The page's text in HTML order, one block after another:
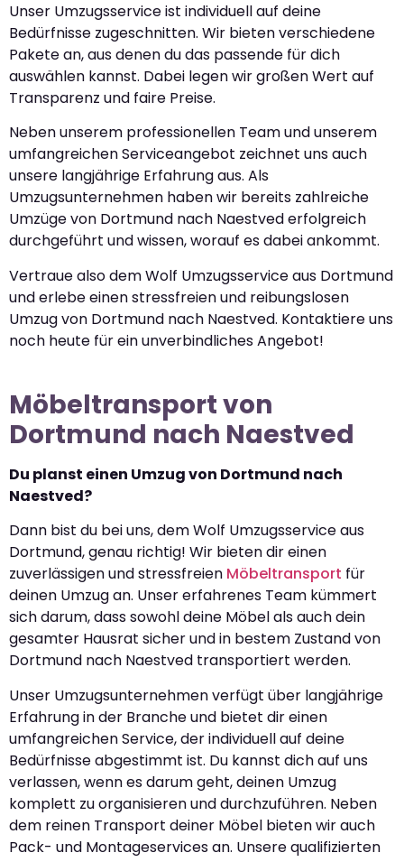
Unser Umzugsservice ist individuell auf deine
Bedürfnisse zugeschnitten. Wir bieten verschiedene
Pakete an, aus denen du das passende für dich
auswählen kannst. Dabei legen wir großen Wert auf
Transparenz und faire Preise.
Neben unserem professionellen Team und unserem
umfangreichen Serviceangebot zeichnet uns auch
unsere langjährige Erfahrung aus. Als
Umzugsunternehmen haben wir bereits zahlreiche
Umzüge von Dortmund nach Naestved erfolgreich
durchgeführt und wissen, worauf es dabei ankommt.
Vertraue also dem Wolf Umzugsservice aus Dortmund
und erlebe einen stressfreien und reibungslosen
Umzug von Dortmund nach Naestved. Kontaktiere uns
noch heute für ein unverbindliches Angebot!
Möbeltransport von
Dortmund nach Naestved
Du planst einen Umzug von Dortmund nach
Naestved?
Dann bist du bei uns, dem Wolf Umzugsservice aus
Dortmund, genau richtig! Wir bieten dir einen
zuverlässigen und stressfreien Möbeltransport für
deinen Umzug an. Unser erfahrenes Team kümmert
sich darum, dass sowohl deine Möbel als auch dein
gesamter Hausrat sicher und in bestem Zustand von
Dortmund nach Naestved transportiert werden.
Unser Umzugsunternehmen verfügt über langjährige
Erfahrung in der Branche und bietet dir einen
umfangreichen Service, der individuell auf deine
Bedürfnisse abgestimmt ist. Du kannst dich auf uns
verlassen, wenn es darum geht, deinen Umzug
komplett zu organisieren und durchzuführen. Neben
dem reinen Transport deiner Möbel bieten wir auch
Pack- und Montageservices an. Unsere qualifizierten